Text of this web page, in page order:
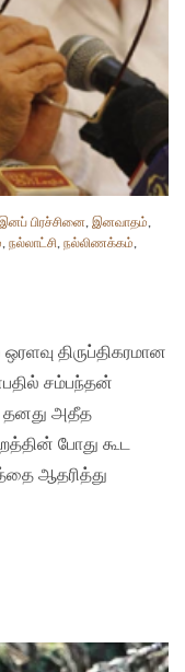
பிரச்சினை, இனவாதம்,
, நல்லாட்சி, நல்லிணக்கம்,
திருப்திகரமான
சம்பந்தன்
தனது அதீத
போது கூட
ஆதரித்து